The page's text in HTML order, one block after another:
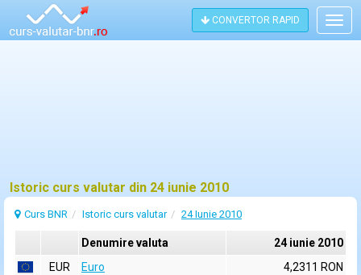
CONVERTOR RAPID
Istoric curs valutar din 24 iunie 2010
Curs BNR Istoric curs valutar 24 Iunie 2010
Denumire valuta
24 iunie 2010
EUR
Euro
4,2311 RON